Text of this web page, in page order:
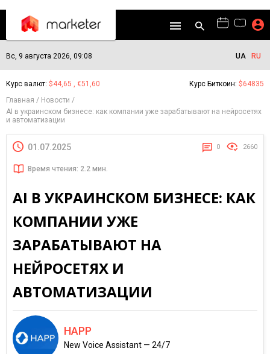
Вс, 9 августа 2026, 09:08 UA RU
Курс валют: $44,65 , €51,60 Курс Биткоин: $64835
Главная
Новости
AI в украинском бизнесе: как компании уже зарабатывают на нейросетях
и автоматизации
01.07.2025 0 2660
Время чтения: 2.2 мин.
AI В УКРАИНСКОМ БИЗНЕСЕ: КАК
КОМПАНИИ УЖЕ
ЗАРАБАТЫВАЮТ НА
НЕЙРОСЕТЯХ И
АВТОМАТИЗАЦИИ
HAPP
New Voice Assistant — 24/7